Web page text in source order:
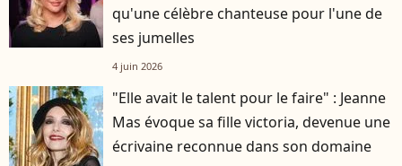
qu'une célèbre chanteuse pour l'une de
ses jumelles
4 juin 2026
"Elle avait le talent pour le faire" : Jeanne
Mas évoque sa fille victoria, devenue une
écrivaine reconnue dans son domaine